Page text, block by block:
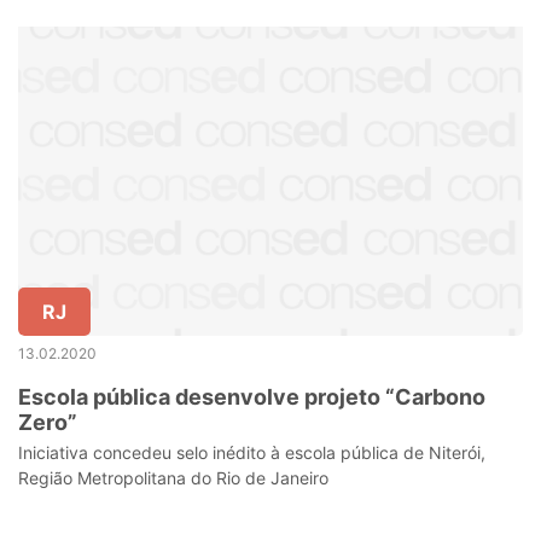
RJ
13.02.2020
Escola pública desenvolve projeto “Carbono
Zero”
Iniciativa concedeu selo inédito à escola pública de Niterói,
Região Metropolitana do Rio de Janeiro